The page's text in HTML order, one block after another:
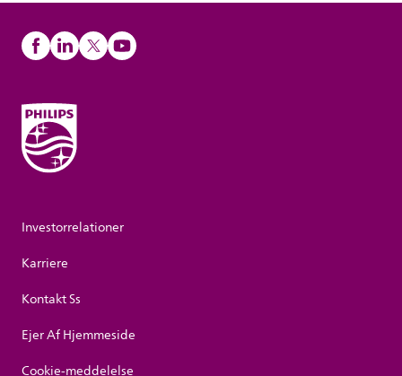
Investorrelationer
Karriere
Kontakt Ss
Ejer Af Hjemmeside
Cookie-meddelelse